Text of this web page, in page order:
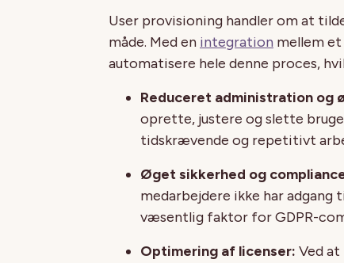
User provisioning handler om at
måde. Med en integration mellem
automatisere hele denne proces,
Reduceret administration
oprette, justere og slette
tidskrævende og repetitivt
Øget sikkerhed og
medarbejdere ikke har
væsentlig faktor for GDPR-
Optimering af licenser: Ved at